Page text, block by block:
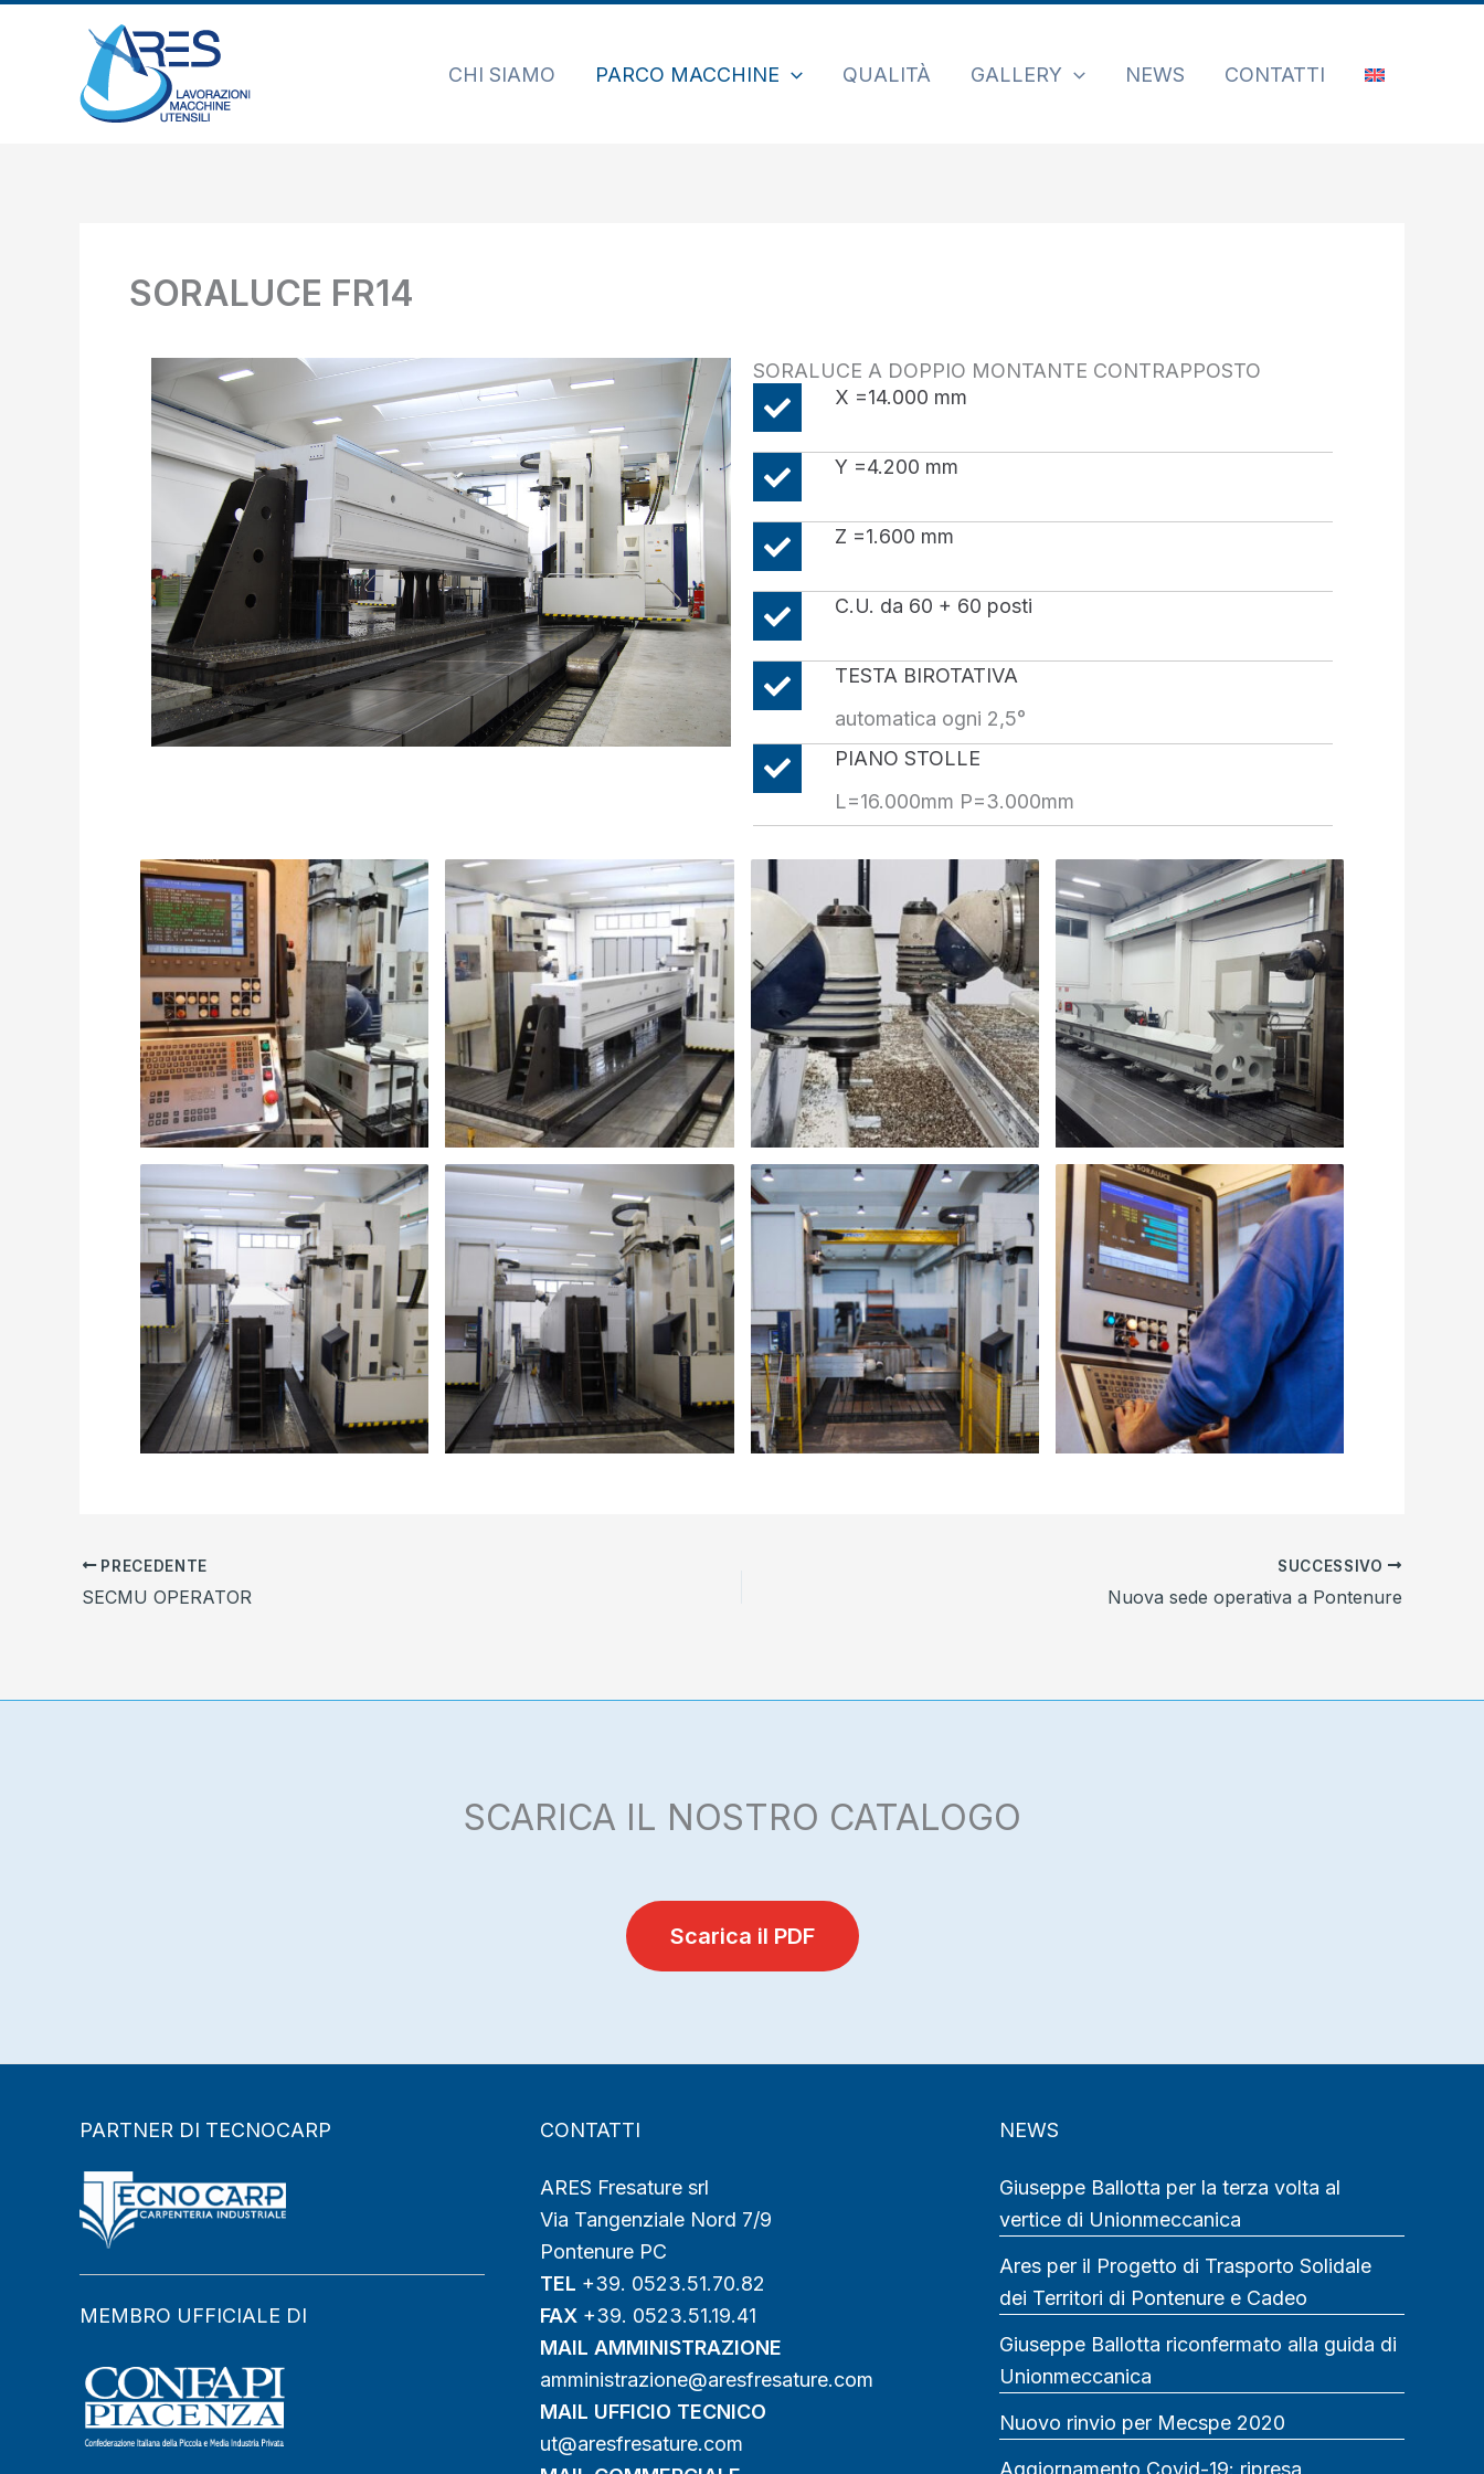
contenuto
CHI SIAMO PARCO MACCHINE QUALITÀ GALLERY NEWS CONTATTI
SORALUCE FR14
SORALUCE A DOPPIO MONTANTE CONTRAPPOSTO
X =14.000 mm
Y =4.200 mm
Z =1.600 mm
C.U. da 60 + 60 posti
TESTA BIROTATIVA
automatica ogni 2,5°
PIANO STOLLE
L=16.000mm P=3.000mm
PRECEDENTE
SECMU OPERATOR
SUCCESSIVO
Nuova sede operativa a Pontenure
SCARICA IL NOSTRO CATALOGO
Scarica il PDF
PARTNER DI TECNOCARP
MEMBRO UFFICIALE DI
CONTATTI
ARES Fresature srl
Via Tangenziale Nord 7/9
Pontenure PC
TEL +39. 0523.51.70.82
FAX+39. 0523.51.19.41
MAIL AMMINISTRAZIONE
amministrazione@aresfresature.com
MAIL UFFICIO TECNICO
ut@aresfresature.com
NEWS
Giuseppe Ballotta per la terza volta al
vertice di Unionmeccanica
Ares per il Progetto di Trasporto Solidale
dei Territori di Pontenure e Cadeo
Giuseppe Ballotta riconfermato alla guida di
Unionmeccanica
Nuovo rinvio per Mecspe 2020
Aggiornamento Covid-19: ripresa